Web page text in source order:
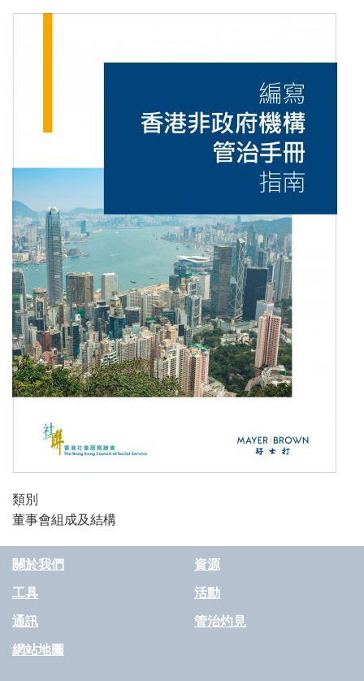
類別
董事會組成及結構
關於我們 資源
工具 活動
通訊 管治灼見
網站地圖